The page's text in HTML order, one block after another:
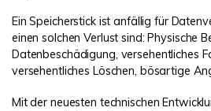
Ein Speicherstick ist anfällig für
einen solchen Verlust sind: Physische
Datenbeschädigung, versehentliches
versehentliches Löschen, bösartige
Mit der neuesten technischen